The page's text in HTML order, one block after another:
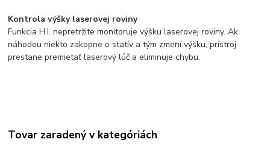
Kontrola výšky laserovej roviny
Funkcia H.I. nepretržite monitoruje výšku laserovej roviny. Ak
náhodou niekto zakopne o statív a tým zmení výšku, prístroj
prestane premietať laserový lúč a eliminuje chybu.
Tovar zaradený v kategóriách